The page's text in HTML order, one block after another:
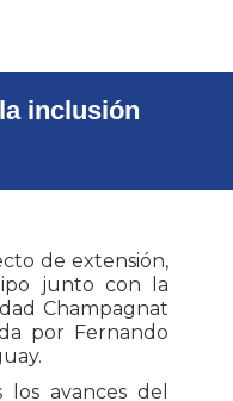
inclusión
de extensión,
junto con la
Champagnat
por Fernando
avances del